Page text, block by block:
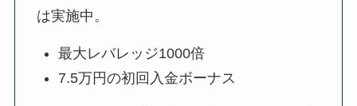
は実施中。
最大レバレッジ1000倍
7.5万円の初回入金ボーナス